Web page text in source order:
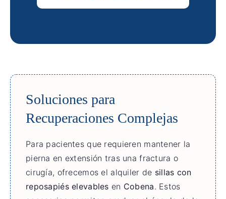
Soluciones para
Recuperaciones Complejas
Para pacientes que requieren mantener la
pierna en extensión tras una fractura o
cirugía, ofrecemos el alquiler de sillas con
reposapiés elevables en Cobena. Estos